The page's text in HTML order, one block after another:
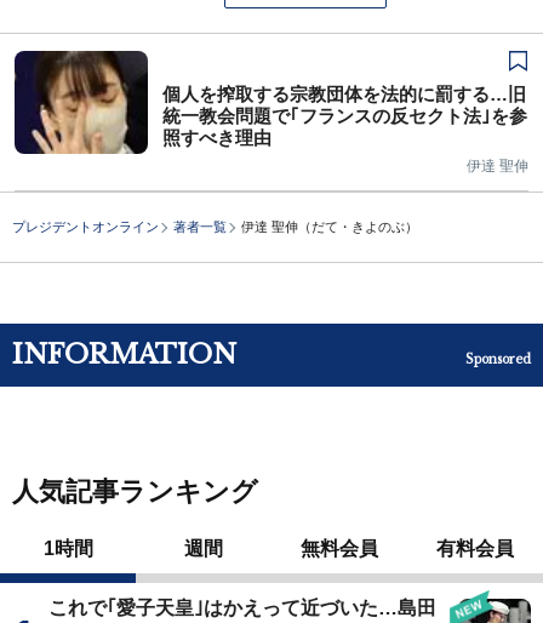
個人を搾取する宗教団体を法的に罰する…旧
統一教会問題で｢フランスの反セクト法｣を参
照すべき理由
伊達 聖伸
プレジデントオンライン 著者一覧 伊達 聖伸（だて・きよのぶ）
INFORMATION Sponsored
人気記事ランキング
1時間 週間 無料会員 有料会員
これで｢愛子天皇｣はかえって近づいた…島田